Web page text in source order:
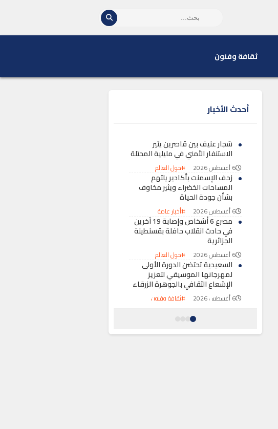
ثقافة وفنون
أحدث الأخبار
شجار عنيف بين قاصرين يثير
الاستنفار الأمني في مليلية المحتلة
6 أغسطس 2026 #حول العالم
زحف الإسمنت بأكادير يلتهم
المساحات الخضراء ويثير مخاوف
بشأن جودة الحياة
6 أغسطس 2026 #أخبار عامة
مصرع 6 أشخاص وإصابة 19 آخرين
في حادث انقلاب حافلة بقسنطينة
الجزائرية
6 أغسطس 2026 #حول العالم
السعيدية تحتضن الدورة الأولى
لمهرجانها الموسيقي لتعزيز
الإشعاع الثقافي بالجوهرة الزرقاء
6 أغسطس 2026 #ثقافة وفنون
استثنائية لمناقشة تداعيات أزمة